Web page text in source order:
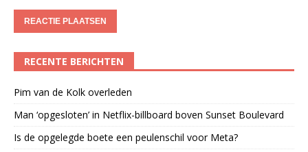
RECENTE BERICHTEN
Pim van de Kolk overleden
Man ‘opgesloten’ in Netflix-billboard boven Sunset Boulevard
Is de opgelegde boete een peulenschil voor Meta?